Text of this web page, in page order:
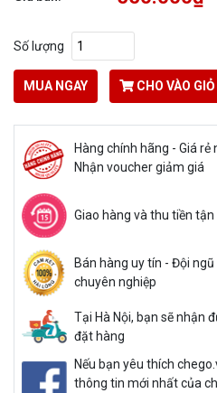
Số lượng
MUA NGAY CHO VÀO GIỎ
Hàng chính hãng - Giá
Nhận voucher giảm giá
Giao hàng và thu tiền
Bán hàng uy tín - Đội
chuyên nghiệp
Tại Hà Nội, bạn sẽ nhận
đặt hàng
Nếu bạn yêu thích
thông tin mới nhất của